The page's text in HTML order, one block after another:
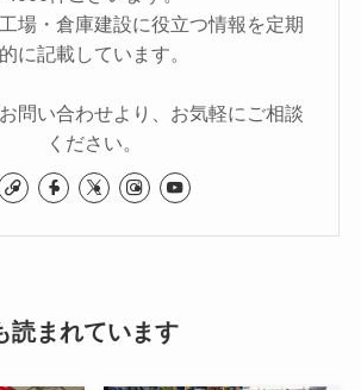
場・倉庫建設に役立つ情報を定期
的に記載しています。
問い合わせより、お気軽にご相談
ください。
読まれています